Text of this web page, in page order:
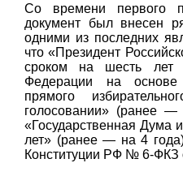
Со времени первого
документ был внесен
одними из последних
что «Президент
сроком на шесть лет
Федерации на
прямого
голосовании» (ранее
«Государственная Дума
лет» (ранее — на 4
Конституции РФ № 6-ФКЗ